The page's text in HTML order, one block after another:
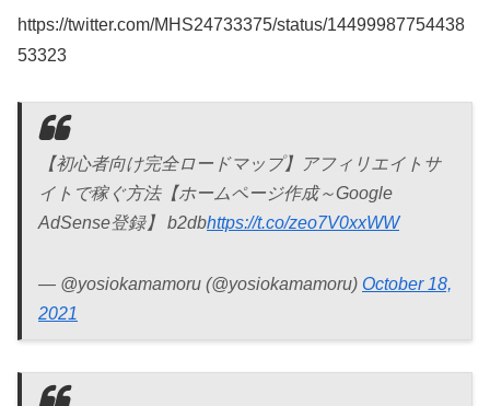
https://twitter.com/MHS24733375/status/14499987754438
53323
【初心者向け完全ロードマップ】アフィリエイトサ
イトで稼ぐ方法【ホームページ作成～Google
AdSense登録】 b2dbhttps://t.co/zeo7V0xxWW
— @yosiokamamoru (@yosiokamamoru) October 18,
2021